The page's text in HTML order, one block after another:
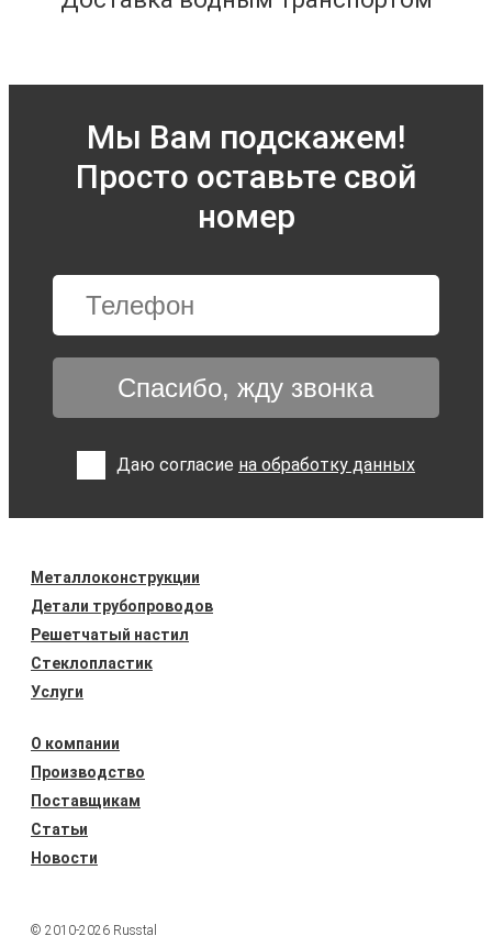
Мы Вам подскажем!
Просто оставьте свой
номер
Спасибо, жду звонка
Даю согласие на обработку данных
Металлоконструкции
Детали трубопроводов
Решетчатый настил
Стеклопластик
Услуги
О компании
Производство
Поставщикам
Статьи
Новости
© 2010-2026 Russtal